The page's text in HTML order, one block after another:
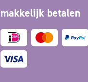
makkelijk betalen